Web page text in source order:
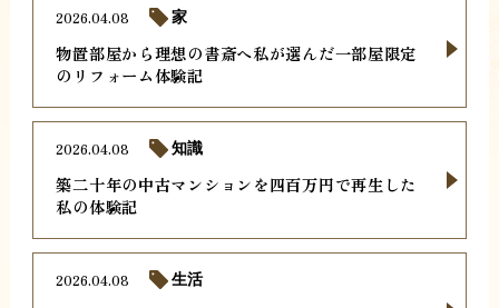
物置部屋から理想の書斎へ私が選んだ一部屋限定
のリフォーム体験記
2026.04.08 家
築二十年の中古マンションを四百万円で再生した
私の体験記
2026.04.08 知識
2026.04.08 生活